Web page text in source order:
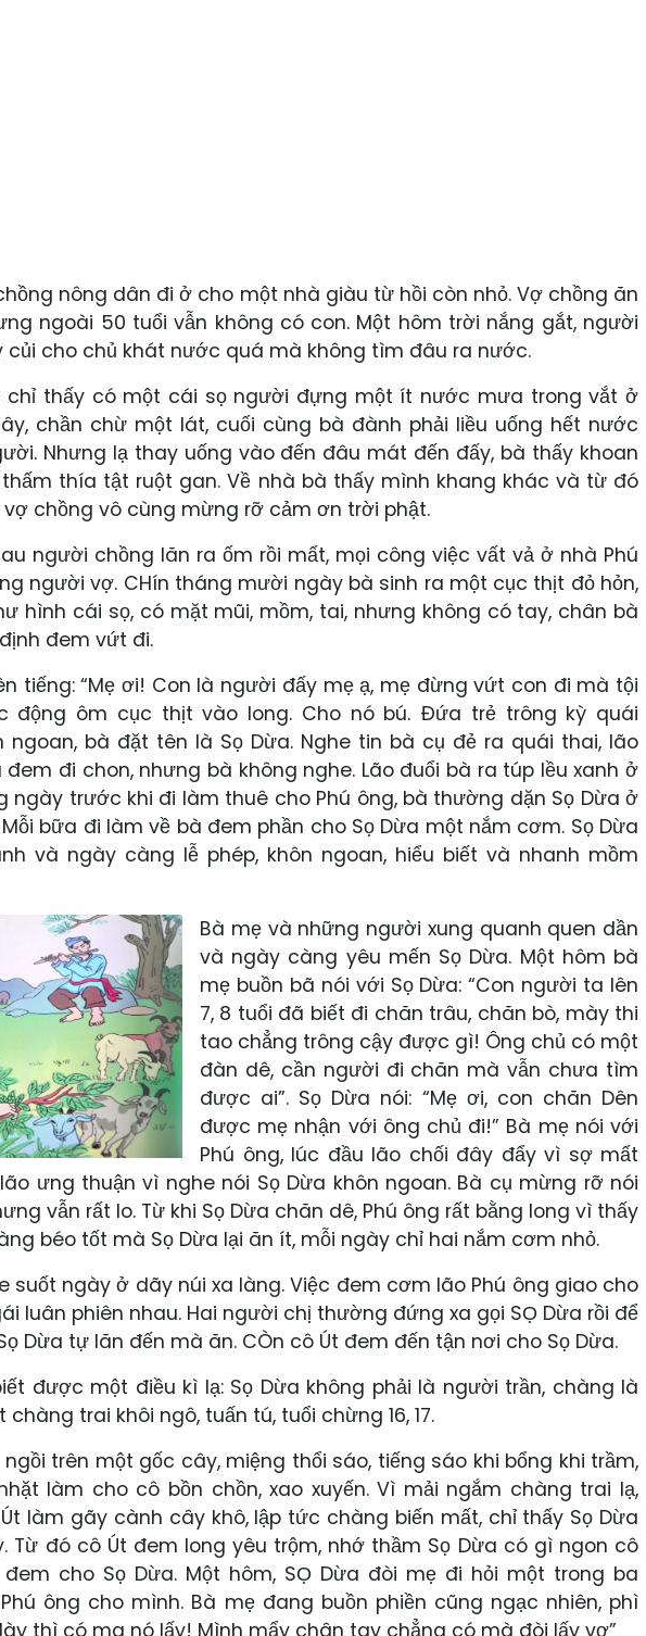
nông dân đi ở cho một nhà giàu từ hồi còn nhỏ. Vợ chồng ăn
ngoài 50 tuổi vẫn không có con. Một hôm trời nắng gắt, người
củi cho chủ khát nước quá mà không tìm đâu ra nước.
chỉ thấy có một cái sọ người đựng một ít nước mưa trong vắt ở
chần chừ một lát, cuối cùng bà đành phải liều uống hết nước
Nhưng lạ thay uống vào đến đâu mát đến đấy, bà thấy khoan
thía tật ruột gan. Về nhà bà thấy mình khang khác và từ đó
chồng vô cùng mừng rỡ cảm ơn trời phật.
người chồng lăn ra ốm rồi mất, mọi công việc vất vả ở nhà Phú
người vợ. CHín tháng mười ngày bà sinh ra một cục thịt đỏ hỏn,
hình cái sọ, có mặt mũi, mồm, tai, nhưng không có tay, chân bà
đem vứt đi.
tiếng: “Mẹ ơi! Con là người đấy mẹ ạ, mẹ đừng vứt con đi mà tội
động ôm cục thịt vào long. Cho nó bú. Đứa trẻ trông kỳ quái
ngoan, bà đặt tên là Sọ Dừa. Nghe tin bà cụ đẻ ra quái thai, lão
đem đi chon, nhưng bà không nghe. Lão đuổi bà ra túp lều xanh ở
ngày trước khi đi làm thuê cho Phú ông, bà thường dặn Sọ Dừa ở
bữa đi làm về bà đem phần cho Sọ Dừa một nắm cơm. Sọ Dừa
và ngày càng lễ phép, khôn ngoan, hiểu biết và nhanh mồm
Bà mẹ và những người xung quanh quen dần
và ngày càng yêu mến Sọ Dừa. Một hôm bà
mẹ buồn bã nói với Sọ Dừa: “Con người ta lên
7, 8 tuổi đã biết đi chăn trâu, chăn bò, mày thi
tao chẳng trông cậy được gì! Ông chủ có một
đàn dê, cần người đi chăn mà vẫn chưa tìm
được ai”. Sọ Dừa nói: “Mẹ ơi, con chăn Dên
được mẹ nhận với ông chủ đi!” Bà mẹ nói với
Phú ông, lúc đầu lão chối đây đẩy vì sợ mất
ưng thuận vì nghe nói Sọ Dừa khôn ngoan. Bà cụ mừng rỡ nói
vẫn rất lo. Từ khi Sọ Dừa chăn dê, Phú ông rất bằng long vì thấy
béo tốt mà Sọ Dừa lại ăn ít, mỗi ngày chỉ hai nắm cơm nhỏ.
suốt ngày ở dãy núi xa làng. Việc đem cơm lão Phú ông giao cho
luân phiên nhau. Hai người chị thường đứng xa gọi SỌ Dừa rồi để
Dừa tự lăn đến mà ăn. CÒn cô Út đem đến tận nơi cho Sọ Dừa.
được một điều kì lạ: Sọ Dừa không phải là người trần, chàng là
trai khôi ngô, tuấn tú, tuổi chừng 16, 17.
trên một gốc cây, miệng thổi sáo, tiếng sáo khi bổng khi trầm,
làm cho cô bồn chồn, xao xuyến. Vì mải ngắm chàng trai lạ,
làm gãy cành cây khô, lập tức chàng biến mất, chỉ thấy Sọ Dừa
Từ đó cô Út đem long yêu trộm, nhớ thầm Sọ Dừa có gì ngon cô
cho Sọ Dừa. Một hôm, SỌ Dừa đòi mẹ đi hỏi một trong ba
ông cho mình. Bà mẹ đang buồn phiền cũng ngạc nhiên, phì